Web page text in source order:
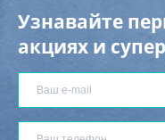
Узнавайте
акциях и